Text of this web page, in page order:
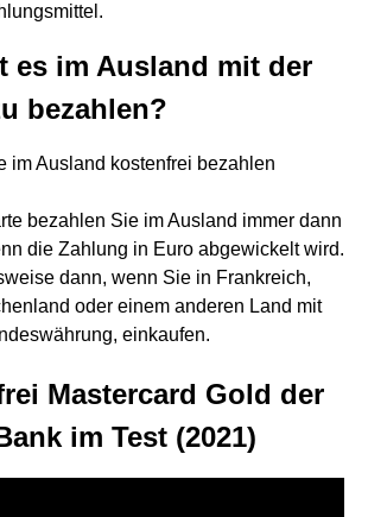
es im Ausland mit der
bezahlen?
im Ausland kostenfrei bezahlen
bezahlen Sie im Ausland immer dann
die Zahlung in Euro abgewickelt wird.
dann, wenn Sie in Frankreich,
oder einem anderen Land mit
einkaufen.
Mastercard Gold der
im Test (2021)